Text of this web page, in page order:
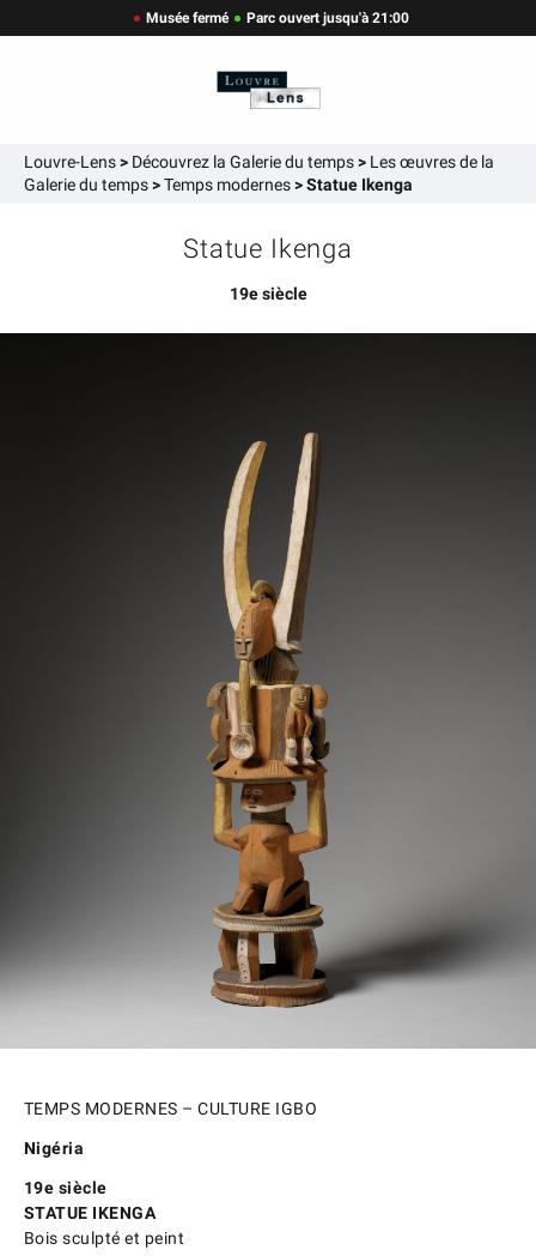
Musée fermé Parc ouvert jusqu'à 21:00
Louvre-Lens> Découvrez la Galerie du temps> Les œuvres de la
Galerie du temps>Temps modernes>Statue Ikenga
Statue Ikenga
19e siècle
TEMPS MODERNES – CULTURE IGBO
Nigéria
19e siècle
STATUE IKENGA
Bois sculpté et peint